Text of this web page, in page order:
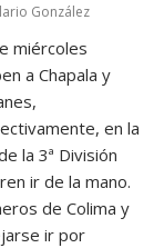
González
miércoles
a Chapala y
en la
la 3ª División
ir de la mano.
de Colima y
ir por